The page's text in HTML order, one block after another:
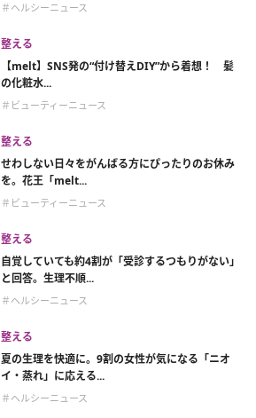
＃ヘルシーニュース
整える
【melt】SNS発の“付け替えDIY”から着想！ 髪
の化粧水...
＃ビューティーニュース
整える
せわしない日々をがんばる方にぴったりのお休み
を。花王「melt...
＃ビューティーニュース
整える
自覚していても約4割が「受診するつもりがない」
と回答。生理不順...
＃ヘルシーニュース
整える
夏の生理を快適に。9割の女性が気になる「ニオ
イ・蒸れ」に応える...
＃ヘルシーニュース